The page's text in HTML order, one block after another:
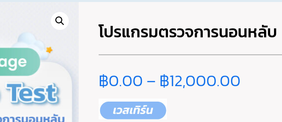
โปรแกรมตรวจการนอนหลับ
฿0.00 – ฿12,000.00